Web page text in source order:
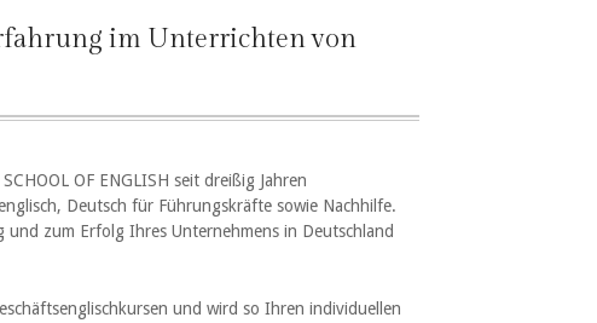
im Unterrichten von
OF ENGLISH seit dreißig Jahren
Deutsch für Führungskräfte sowie Nachhilfe.
zum Erfolg Ihres Unternehmens in Deutschland
und wird so Ihren individuellen